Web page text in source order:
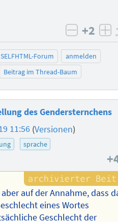
negativ
+2
SELFHTML-Forum
anmelden
Beitrag im Thread-Baum
des Gendersternchens
11:56 (Versionen)
sprache
auf der Annahme, dass
eines Wortes
Geschlecht der